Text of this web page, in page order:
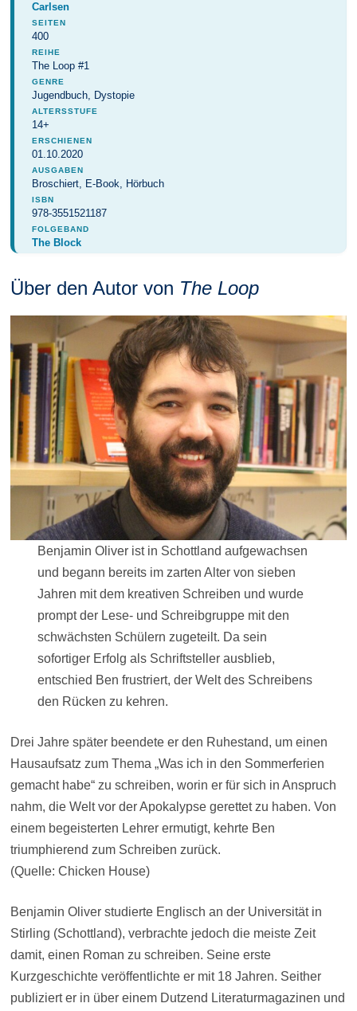
Carlsen
SEITEN
400
REIHE
The Loop #1
GENRE
Jugendbuch, Dystopie
ALTERSSTUFE
14+
ERSCHIENEN
01.10.2020
AUSGABEN
Broschiert, E-Book, Hörbuch
ISBN
978-3551521187
FOLGEBAND
The Block
Über den Autor von The Loop
Benjamin Oliver ist in Schottland aufgewachsen
und begann bereits im zarten Alter von sieben
Jahren mit dem kreativen Schreiben und wurde
prompt der Lese- und Schreibgruppe mit den
schwächsten Schülern zugeteilt. Da sein
sofortiger Erfolg als Schriftsteller ausblieb,
entschied Ben frustriert, der Welt des Schreibens
den Rücken zu kehren.
Drei Jahre später beendete er den Ruhestand, um einen
Hausaufsatz zum Thema „Was ich in den Sommerferien
gemacht habe“ zu schreiben, worin er für sich in Anspruch
nahm, die Welt vor der Apokalypse gerettet zu haben. Von
einem begeisterten Lehrer ermutigt, kehrte Ben
triumphierend zum Schreiben zurück.
(Quelle: Chicken House)
Benjamin Oliver studierte Englisch an der Universität in
Stirling (Schottland), verbrachte jedoch die meiste Zeit
damit, einen Roman zu schreiben. Seine erste
Kurzgeschichte veröffentlichte er mit 18 Jahren. Seither
publiziert er in über einem Dutzend Literaturmagazinen und